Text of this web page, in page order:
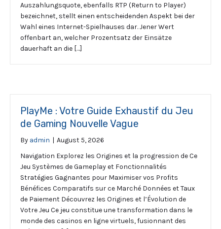
Auszahlungsquote, ebenfalls RTP (Return to Player)
bezeichnet, stellt einen entscheidenden Aspekt bei der
Wahl eines Internet-Spielhauses dar. Jener Wert
offenbart an, welcher Prozentsatz der Einsätze
dauerhaft an die […]
PlayMe : Votre Guide Exhaustif du Jeu
de Gaming Nouvelle Vague
By admin | August 5, 2026
Navigation Explorez les Origines et la progression de Ce
Jeu Systèmes de Gameplay et Fonctionnalités
Stratégies Gagnantes pour Maximiser vos Profits
Bénéfices Comparatifs sur ce Marché Données et Taux
de Paiement Découvrez les Origines et l’Évolution de
Votre Jeu Ce jeu constitue une transformation dans le
monde des casinos en ligne virtuels, fusionnant des